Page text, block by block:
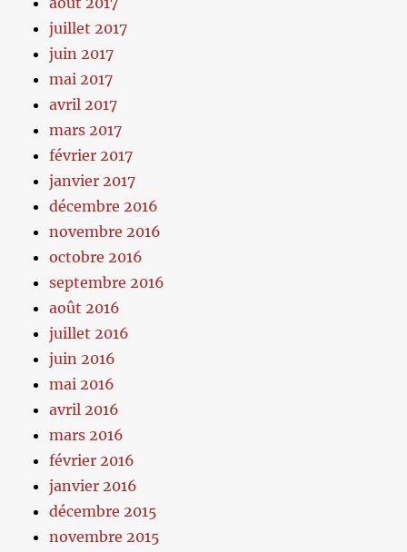
juillet 2017
juin 2017
mai 2017
avril 2017
mars 2017
février 2017
janvier 2017
décembre 2016
novembre 2016
octobre 2016
septembre 2016
août 2016
juillet 2016
juin 2016
mai 2016
avril 2016
mars 2016
février 2016
janvier 2016
décembre 2015
novembre 2015